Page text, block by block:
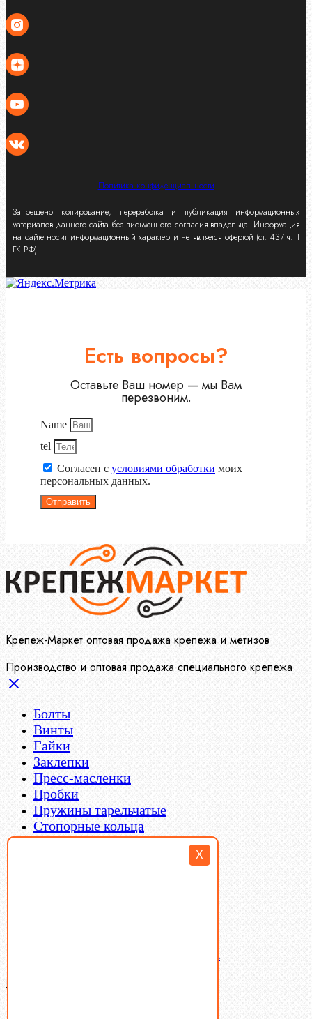
X
Политика конфиденциальности
Запрещено копирование, переработка и публикация информационных
материалов данного сайта без письменного согласия владельца. Информация
на сайте носит информационный характер и не является офертой (ст. 437 ч. 1
ГК РФ).
Есть вопросы?
Оставьте Ваш номер — мы Вам
перезвоним.
Name
tel
Согласен с условиями обработки моих
персональных данных.
Отправить
Крепеж-Маркет оптовая продажа крепежа и метизов
Производство и оптовая продажа специального крепежа
Болты
Винты
Гайки
Заклепки
Пресс-масленки
Пробки
Пружины тарельчатые
Стопорные кольца
Такелаж
Латунный и бронзовый крепеж
Ваша корзина